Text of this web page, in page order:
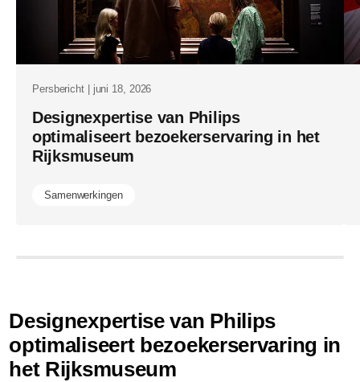
Persbericht | juni 18, 2026
Designexpertise van Philips
optimaliseert bezoekerservaring in het
Rijksmuseum
Samenwerkingen
Designexpertise van Philips
optimaliseert bezoekerservaring in
het Rijksmuseum